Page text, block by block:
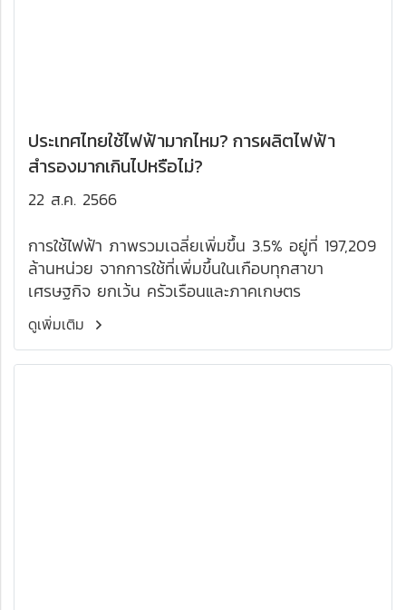
ประเทศไทยใช้ไฟฟ้ามากไหม? การผลิตไฟฟ้า
สำรองมากเกินไปหรือไม่?
22 ส.ค. 2566
การใช้ไฟฟ้า ภาพรวมเฉลี่ยเพิ่มขึ้น 3.5% อยู่ที่ 197,209
ล้านหน่วย จากการใช้ที่เพิ่มขึ้นในเกือบทุกสาขา
เศรษฐกิจ ยกเว้น ครัวเรือนและภาคเกษตร
ดูเพิ่มเติม